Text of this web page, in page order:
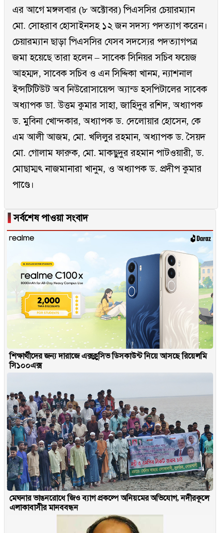
এর আগে মঙ্গলবার (৮ অক্টোবর) পিএসসির চেয়ারম্যান
মো. সোহরাব হোসাইনসহ ১২ জন সদস্য পদত্যাগ করেন।
চেয়ারম্যান ছাড়া পিএসসির যেসব সদস্যের পদত্যাগপত্র
জমা হয়েছে তারা হলেন – সাবেক সিনিয়র সচিব ফয়েজ
আহম্মদ, সাবেক সচিব ও এন সিদ্দিকা খানম, ন্যাশনাল
ইন্সটিটিউট অব নিউরোসায়েন্স অ্যান্ড হসপিটালের সাবেক
অধ্যাপক ডা. উত্তম কুমার সাহা, জাহিদুর রশিদ, অধ্যাপক
ড. মুবিনা খোন্দকার, অধ্যাপক ড. দেলোয়ার হোসেন, কে
এম আলী আজম, মো. খলিলুর রহমান, অধ্যাপক ড. সৈয়দ
মো. গোলাম ফারুক, মো. মাকছুদুর রহমান পাটওয়ারী, ড.
মোছাম্মৎ নাজমানারা খানুম, ও অধ্যাপক ড. প্রদীপ কুমার
পাণ্ডে।
▐সর্বশেষ পাওয়া সংবাদ
শিক্ষার্থীদের জন্য দারাজে এক্সক্লুসিভ ডিসকাউন্ট নিয়ে আসছে রিয়েলমি
সি১০০এক্স
মেঘনার ভাঙনরোধে জিও ব্যাগ প্রকল্পে অনিয়মের অভিযোগ, নদীরকূলে
এলাকাবাসীর মানববন্ধন